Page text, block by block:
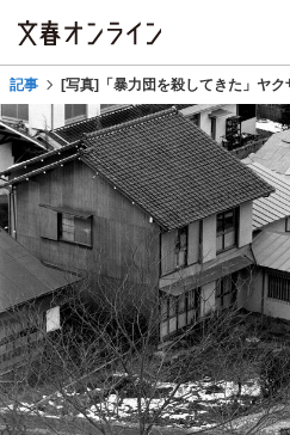
記事 [写真]「暴力団を殺してきた」ヤ